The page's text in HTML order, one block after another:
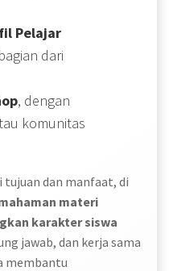
Pelajar
dari
, dengan
komunitas
dan manfaat, di
materi
karakter siswa
jawab, dan kerja sama
membantu